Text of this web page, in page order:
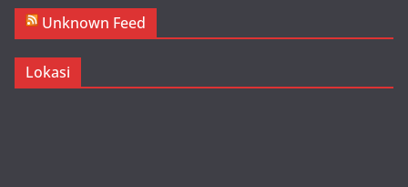
Unknown Feed
Lokasi